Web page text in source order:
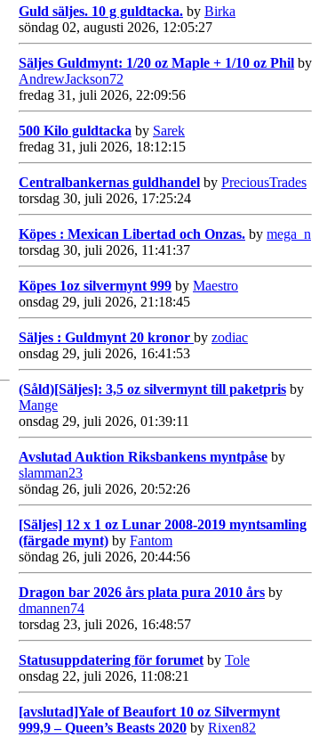
Guld säljes. 10 g guldtacka. by Birka
söndag 02, augusti 2026, 12:05:27
Säljes Guldmynt: 1/20 oz Maple + 1/10 oz Phil by
AndrewJackson72
fredag 31, juli 2026, 22:09:56
500 Kilo guldtacka by Sarek
fredag 31, juli 2026, 18:12:15
Centralbankernas guldhandel by PreciousTrades
torsdag 30, juli 2026, 17:25:24
Köpes : Mexican Libertad och Onzas. by mega_n
torsdag 30, juli 2026, 11:41:37
Köpes 1oz silvermynt 999 by Maestro
onsdag 29, juli 2026, 21:18:45
Säljes : Guldmynt 20 kronor by zodiac
onsdag 29, juli 2026, 16:41:53
(Såld)[Säljes]: 3,5 oz silvermynt till paketpris by
Mange
onsdag 29, juli 2026, 01:39:11
Avslutad Auktion Riksbankens myntpåse by
slamman23
söndag 26, juli 2026, 20:52:26
[Säljes] 12 x 1 oz Lunar 2008-2019 myntsamling
(färgade mynt) by Fantom
söndag 26, juli 2026, 20:44:56
Dragon bar 2026 års plata pura 2010 års by
dmannen74
torsdag 23, juli 2026, 16:48:57
Statusuppdatering för forumet by Tole
onsdag 22, juli 2026, 11:08:21
[avslutad]Yale of Beaufort 10 oz Silvermynt
999,9 – Queen’s Beasts 2020 by Rixen82